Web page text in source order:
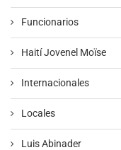
Funcionarios
Haití Jovenel Moïse
Internacionales
Locales
Luis Abinader